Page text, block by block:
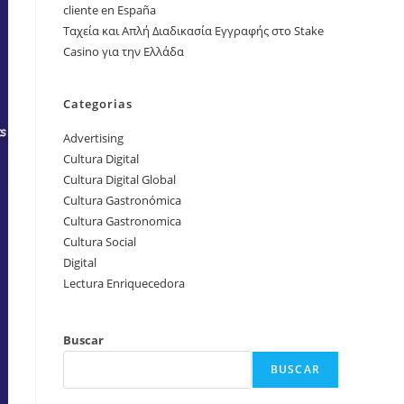
cliente en España
Ταχεία και Απλή Διαδικασία Εγγραφής στο Stake
Casino για την Ελλάδα
Categorias
Advertising
Cultura Digital
Cultura Digital Global
Cultura Gastronómica
Cultura Gastronomica
Cultura Social
Digital
Lectura Enriquecedora
Buscar
BUSCAR